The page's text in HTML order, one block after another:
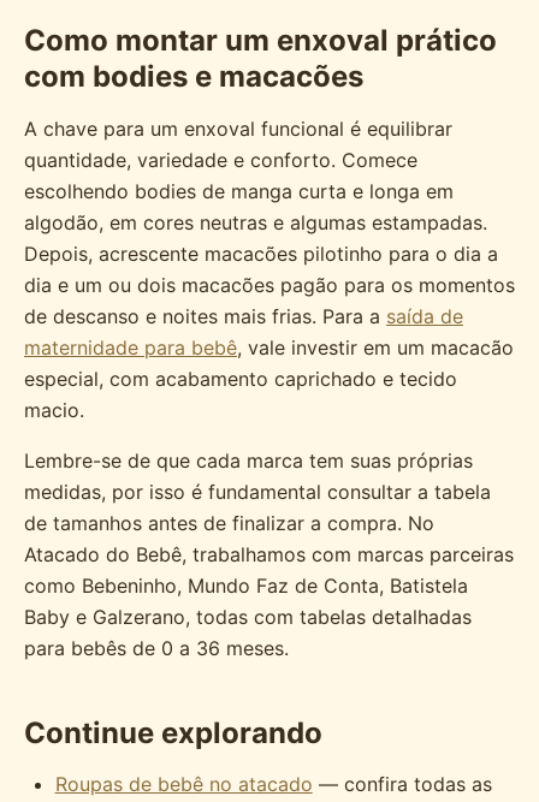
Como montar um enxoval prático
com bodies e macacões
A chave para um enxoval funcional é equilibrar
quantidade, variedade e conforto. Comece
escolhendo bodies de manga curta e longa em
algodão, em cores neutras e algumas estampadas.
Depois, acrescente macacões pilotinho para o dia a
dia e um ou dois macacões pagão para os momentos
de descanso e noites mais frias. Para a saída de
maternidade para bebê, vale investir em um macacão
especial, com acabamento caprichado e tecido
macio.
Lembre-se de que cada marca tem suas próprias
medidas, por isso é fundamental consultar a tabela
de tamanhos antes de finalizar a compra. No
Atacado do Bebê, trabalhamos com marcas parceiras
como Bebeninho, Mundo Faz de Conta, Batistela
Baby e Galzerano, todas com tabelas detalhadas
para bebês de 0 a 36 meses.
Continue explorando
Roupas de bebê no atacado — confira todas as